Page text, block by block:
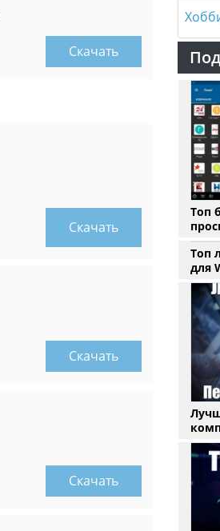
Скачать
Скачать
Скачать
Скачать
Топ
Топ
для